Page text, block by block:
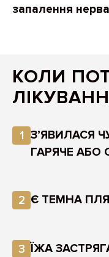
запалення
КОЛИ
1 З’ЯВИЛАСЯ
ГАРЯЧЕ АБО
2 Є ТЕМНА
3 ЇЖА